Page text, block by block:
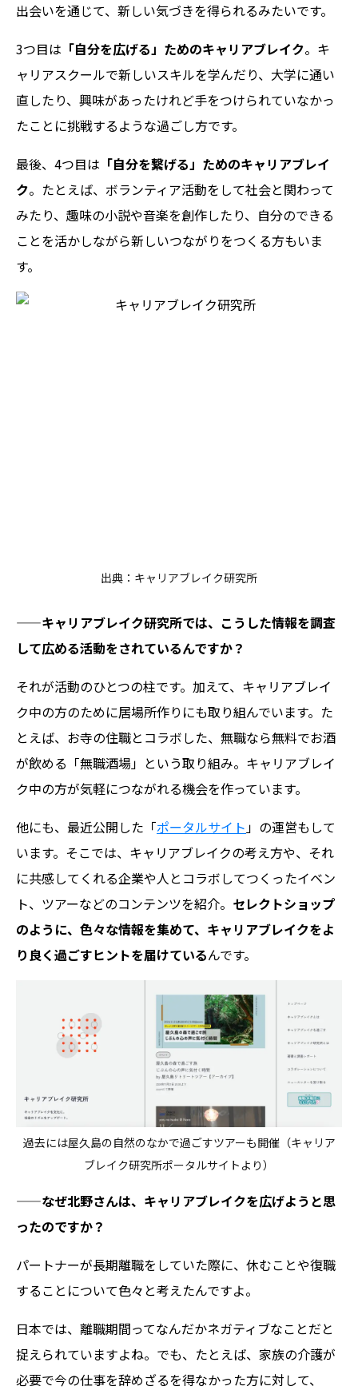
出会いを通じて、新しい気づきを得られるみたいです。
3つ目は 「自分を広げる」ためのキャリアブレイク。キ
ャリアスクールで新しいスキルを学んだり、大学に通い
直したり、興味があったけれど手をつけられていなかっ
たことに挑戦するような過ごし方です。
最後、4つ目は 「自分を繋げる」ためのキャリアブレイ
ク。たとえば、ボランティア活動をして社会と関わって
みたり、趣味の小説や音楽を創作したり、自分のできる
ことを活かしながら新しいつながりをつくる方もいま
す。
出典：キャリアブレイク研究所
——キャリアブレイク研究所では、こうした情報を調査
して広める活動をされているんですか？
それが活動のひとつの柱です。加えて、キャリアブレイ
ク中の方のために居場所作りにも取り組んでいます。た
とえば、お寺の住職とコラボした、無職なら無料でお酒
が飲める「無職酒場」という取り組み。キャリアブレイ
ク中の方が気軽につながれる機会を作っています。
他にも、最近公開した「ポータルサイト」の運営もして
います。そこでは、キャリアブレイクの考え方や、それ
に共感してくれる企業や人とコラボしてつくったイベン
ト、ツアーなどのコンテンツを紹介。 セレクトショップ
のように、色々な情報を集めて、キャリアブレイクをよ
り良く過ごすヒントを届けているんです。
過去には屋久島の自然のなかで過ごすツアーも開催（キャリア
ブレイク研究所ポータルサイトより）
——なぜ北野さんは、キャリアブレイクを広げようと思
ったのですか？
パートナーが長期離職をしていた際に、休むことや復職
することについて色々と考えたんですよ。
日本では、離職期間ってなんだかネガティブなことだと
捉えられていますよね。でも、たとえば、家族の介護が
必要で今の仕事を辞めざるを得なかった方に対して、